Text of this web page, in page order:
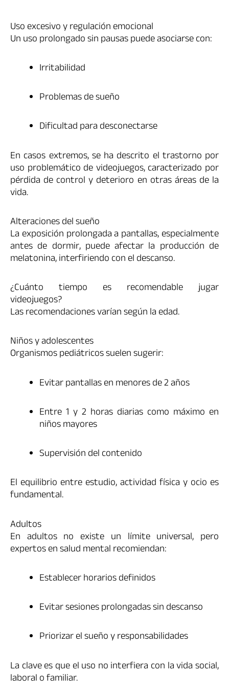
Uso excesivo y regulación emocional
Un uso prolongado sin pausas puede asociarse con:
Irritabilidad
Problemas de sueño
Dificultad para desconectarse
En casos extremos, se ha descrito el trastorno por
uso problemático de videojuegos, caracterizado por
pérdida de control y deterioro en otras áreas de la
vida.
Alteraciones del sueño
La exposición prolongada a pantallas, especialmente
antes de dormir, puede afectar la producción de
melatonina, interfiriendo con el descanso.
¿Cuánto tiempo es recomendable jugar
videojuegos?
Las recomendaciones varían según la edad.
Niños y adolescentes
Organismos pediátricos suelen sugerir:
Evitar pantallas en menores de 2 años
Entre 1 y 2 horas diarias como máximo en
niños mayores
Supervisión del contenido
El equilibrio entre estudio, actividad física y ocio es
fundamental.
Adultos
En adultos no existe un límite universal, pero
expertos en salud mental recomiendan:
Establecer horarios definidos
Evitar sesiones prolongadas sin descanso
Priorizar el sueño y responsabilidades
La clave es que el uso no interfiera con la vida social,
laboral o familiar.